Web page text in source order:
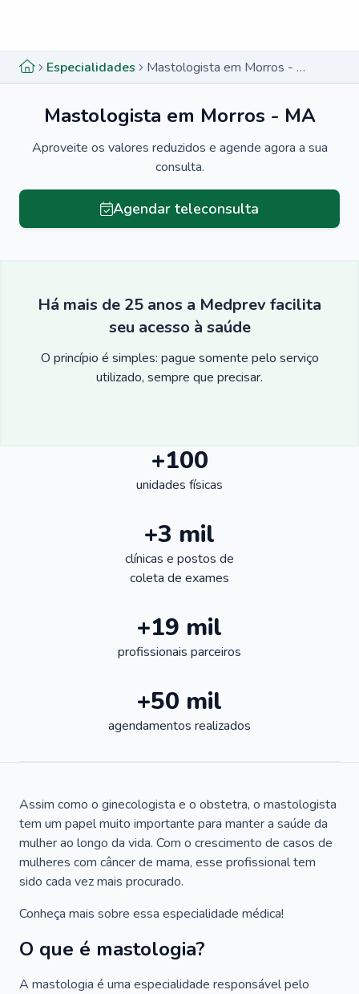
Especialidades Mastologista em Morros - MA
Mastologista em Morros - MA
Aproveite os valores reduzidos e agende agora a sua
consulta.
Agendar teleconsulta
Há mais de 25 anos a Medprev facilita
seu acesso à saúde
O princípio é simples: pague somente pelo serviço
utilizado, sempre que precisar.
+100
unidades físicas
+3 mil
clínicas e postos de
coleta de exames
+19 mil
profissionais parceiros
+50 mil
agendamentos realizados
Assim como o ginecologista e o obstetra, o mastologista
tem um papel muito importante para manter a saúde da
mulher ao longo da vida. Com o crescimento de casos de
mulheres com câncer de mama, esse profissional tem
sido cada vez mais procurado.
Conheça mais sobre essa especialidade médica!
O que é mastologia?
A mastologia é uma especialidade responsável pelo